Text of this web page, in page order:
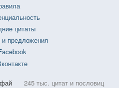
цитаты
предложения
245 тыс. цитат и пословиц